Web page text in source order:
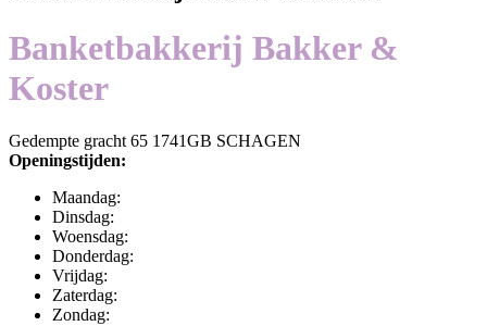
Banketbakkerij Bakker &
Koster
Gedempte gracht 65 1741GB SCHAGEN
Openingstijden:
Maandag:
Dinsdag:
Woensdag:
Donderdag:
Vrijdag:
Zaterdag:
Zondag: